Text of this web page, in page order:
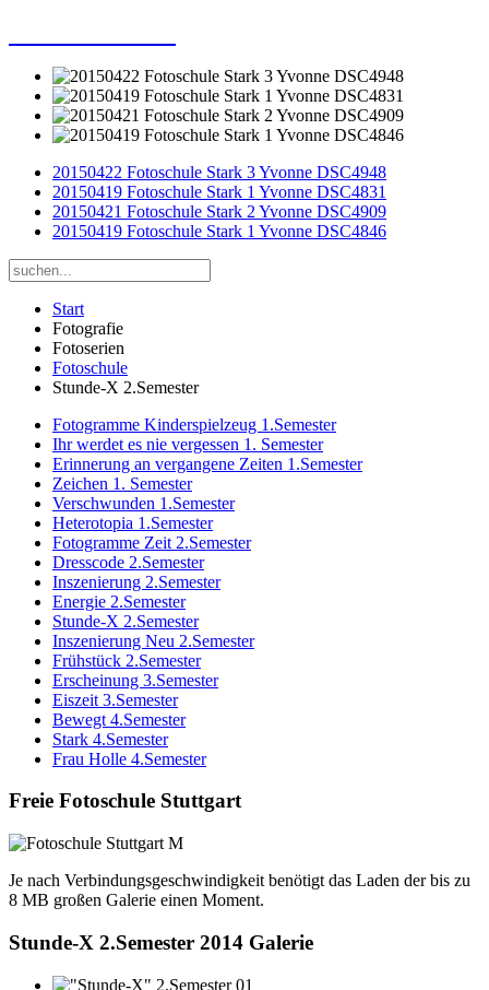
20150422 Fotoschule Stark 3 Yvonne DSC4948
20150419 Fotoschule Stark 1 Yvonne DSC4831
20150421 Fotoschule Stark 2 Yvonne DSC4909
20150419 Fotoschule Stark 1 Yvonne DSC4846
Start
Fotografie
Fotoserien
Fotoschule
Stunde-X 2.Semester
Fotogramme Kinderspielzeug 1.Semester
Ihr werdet es nie vergessen 1. Semester
Erinnerung an vergangene Zeiten 1.Semester
Zeichen 1. Semester
Verschwunden 1.Semester
Heterotopia 1.Semester
Fotogramme Zeit 2.Semester
Dresscode 2.Semester
Inszenierung 2.Semester
Energie 2.Semester
Stunde-X 2.Semester
Inszenierung Neu 2.Semester
Frühstück 2.Semester
Erscheinung 3.Semester
Eiszeit 3.Semester
Bewegt 4.Semester
Stark 4.Semester
Frau Holle 4.Semester
Freie Fotoschule Stuttgart
Je nach Verbindungsgeschwindigkeit benötigt das Laden der bis zu
8 MB großen Galerie einen Moment.
Stunde-X 2.Semester 2014 Galerie